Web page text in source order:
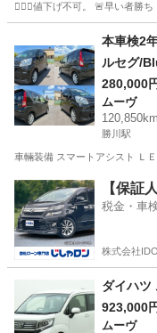
🙅🏻‍♀️値下げ不可。 🚨早い者勝
荒子川
本車検2
ルセグ/
280,000
ムーヴ
勝川駅
車輛装備 スマートアシスト Ｌ
愛知 春日井市 勝川駅
【保証
税金・車
株式会社
ダイハ
923,000
ムーヴ